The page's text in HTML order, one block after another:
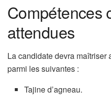
Compétences
attendues
La candidate devra maîtriser
parmi les suivantes :
Tajine d’agneau.